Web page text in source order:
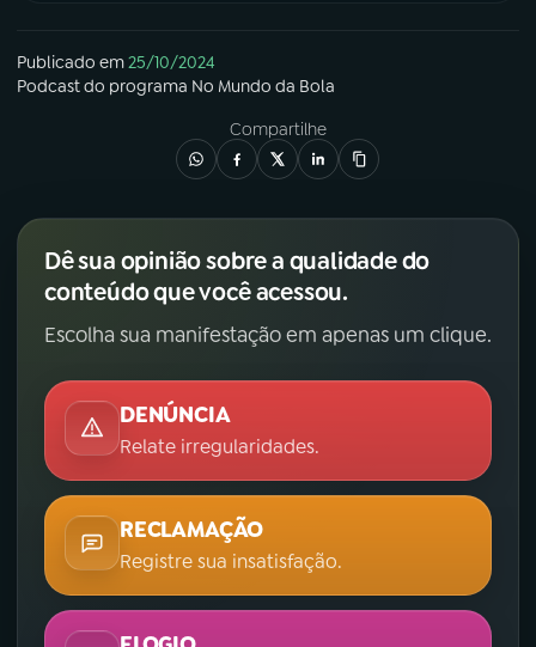
Publicado em25/10/2024
Podcastdo programa No Mundo da Bola
Compartilhe
Dê sua opinião sobre a qualidade do
conteúdo que você acessou.
Escolha sua manifestação em apenas um clique.
DENÚNCIA
Relate irregularidades.
RECLAMAÇÃO
Registre sua insatisfação.